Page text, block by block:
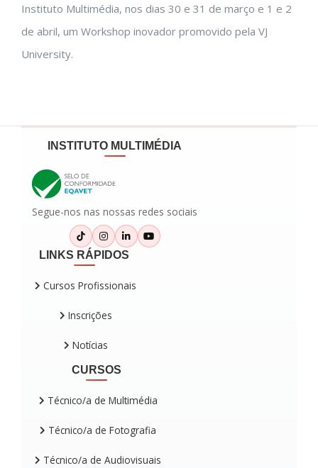
Instituto Multimédia, nos dias 30 e 31 de março e 1 e 2
de abril, um Workshop inovador promovido pela VJ
University.
INSTITUTO MULTIMÉDIA
Segue-nos nas nossas redes sociais
LINKS RÁPIDOS
Cursos Profissionais
Inscrições
Notícias
CURSOS
Técnico/a de Multimédia
Técnico/a de Fotografia
Técnico/a de Audiovisuais